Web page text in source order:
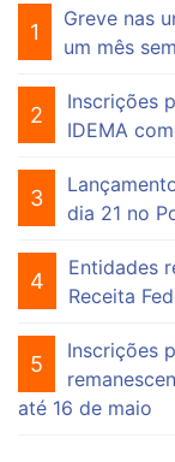
1
Greve nas
um mês
2
Inscrições
IDEMA
3
dia 21 no
4
Entidades
Receita
5
Inscrições
até 16 de maio